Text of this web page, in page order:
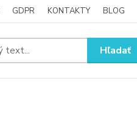
GDPR KONTAKTY BLOG
Hľadať